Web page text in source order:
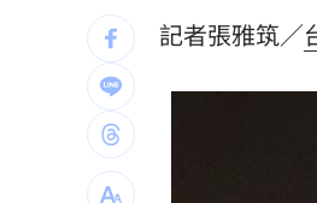
涉湮滅學生失
職涯剛起步 24
記者張雅筑／